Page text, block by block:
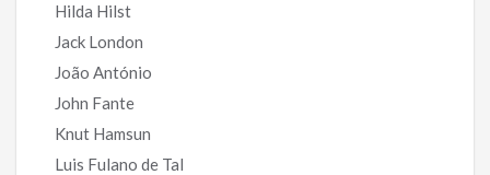
Hilda Hilst
Jack London
João António
John Fante
Knut Hamsun
Luis Fulano de Tal